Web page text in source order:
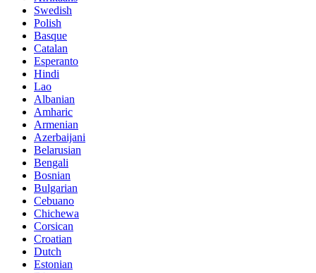
Swedish
Polish
Basque
Catalan
Esperanto
Hindi
Lao
Albanian
Amharic
Armenian
Azerbaijani
Belarusian
Bengali
Bosnian
Bulgarian
Cebuano
Chichewa
Corsican
Croatian
Dutch
Estonian